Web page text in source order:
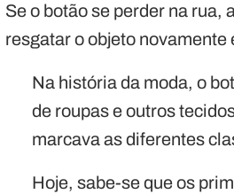
Se o botão se perder na rua,
resgatar o objeto novamente
Na história da moda, o
de roupas e outros
marcava as diferentes
Hoje, sabe-se que os